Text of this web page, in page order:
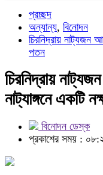
প্রচ্ছদ
অন্যান্য, বিনোদন
চিরনিদ্রায় নাট্যজন
পতন
চিরনিদ্রায়
নাট্যাঙ্গনে একটি
বিনোদন ডেস্ক
প্রকাশের সময় :